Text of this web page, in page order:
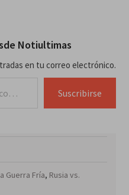
Notiultimas
en tu correo electrónico.
Suscribirse
Guerra Fría, Rusia vs.